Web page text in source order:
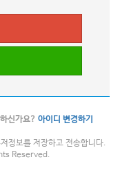
신가요? 아이디 변경하기
정보를 저장하고 전송합니다.
Reserved.